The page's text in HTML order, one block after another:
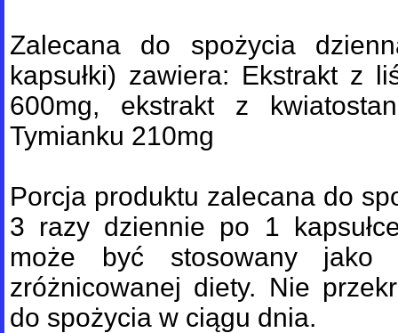
Zalecana do spożycia
kapsułki) zawiera: Ekstrakt z
600mg, ekstrakt z
Tymianku 210mg
Porcja produktu zalecana do
3 razy dziennie po 1
może być stosowany jako
zróżnicowanej diety. Nie
do spożycia w ciągu dnia.